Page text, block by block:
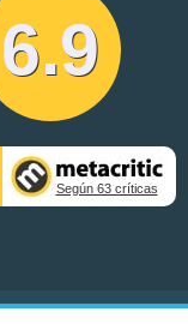
6.9
Según 63 críticas